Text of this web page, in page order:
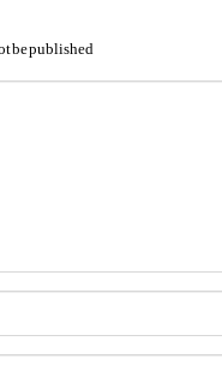
be published.